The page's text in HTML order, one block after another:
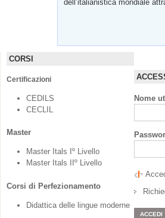
dell’italianistica mondiale
CORSI
Certificazioni
CEDILS
CECLIL
Master
Master Itals Iº Livello
Master Itals IIº Livello
Corsi di Perfezionamento
Didattica delle lingue moderne
Nome